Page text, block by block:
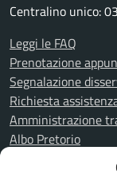
Centralino unico:
Leggi le FAQ
Prenotazione
Segnalazione
Richiesta
Amministrazione
Albo Pretorio